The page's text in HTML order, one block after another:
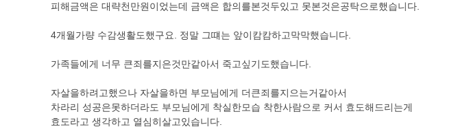
피해금액은 대략천만원이었는데 금액은 합의를본것두있고 못본것은공탁으로했습니다.
4개월가량 수감생활도했구요. 정말 그떄는 앞이캄캄하고막막했습니다.
가족들에게 너무 큰죄를지은것만같아서 죽고싶기도했습니다.
자살을하려고했으나 자살을하면 부모님에게 더큰죄를지으는거같아서
차라리 성공은못하더라도 부모님에게 착실한모습 착한사람으로 커서 효도해드리는게
효도라고 생각하고 열심히살고있습니다.